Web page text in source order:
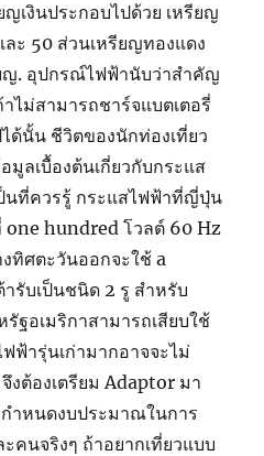
เงินประกอบไปด้วย เหรียญ
ะ 50 ส่วนเหรียญทองแดง
ญ. อุปกรณ์ไฟฟ้านับว่าสำคัญ
ไม่สามารถชาร์จแบตเตอรี่
ด้นั้น ชีวิตของนักท่องเที่ยว
มูลเบื้องต้นเกี่ยวกับกระแส
นที่ควรรู้ กระแสไฟฟ้าที่ญี่ปุ่น
one hundred โวลต์ 60 Hz
ทิศตะวันออกจะใช้ a
รับเป็นชนิด 2 รู สำหรับ
ฐอเมริกาสามารถเสียบใช้
ฟ้ารุ่นเก่ามากอาจจะไม่
งต้องเตรียม Adaptor มา
กำหนดงบประมาณในการ
คนจริงๆ ถ้าอยากเที่ยวแบบ